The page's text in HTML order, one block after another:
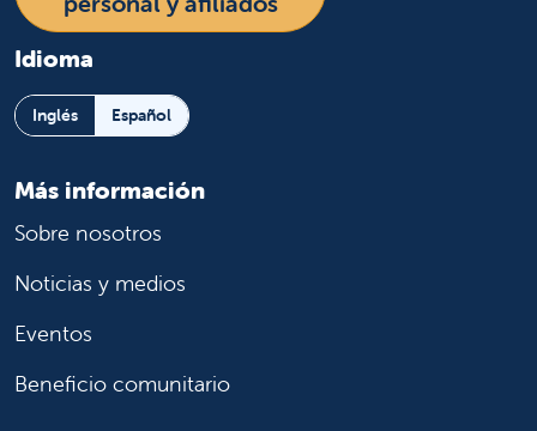
Idioma
Inglés Español
Más información
Sobre nosotros
Noticias y medios
Eventos
Beneficio comunitario